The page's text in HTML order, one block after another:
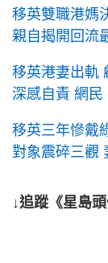
移英雙職港媽
親自揭開回流
移英港妻出軌
深感自責 網民
移英三年慘戴
對象震碎三觀
↓追蹤《星島